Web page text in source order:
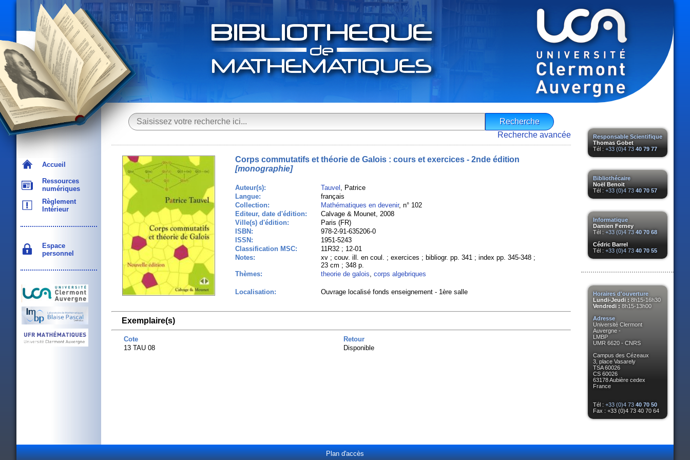
Accueil
Ressources
numériques
Règlement
Intérieur
Espace
personnel
Responsable Scientifique
Thomas Gobet
Tél : +33 (0)4 73 40 79 77
Bibliothécaire
Noël Benoit
Tél : +33 (0)4 73 40 70 57
Informatique
Damien Ferney
Tél : +33 (0)4 73 40 70 68
Cédric Barrel
Tél : +33 (0)4 73 40 70 55
Horaires d'ouverture
Lundi-Jeudi : 8h15-16h30
Vendredi : 8h15-13h00
Adresse
Université Clermont
Auvergne -
LMBP
UMR 6620 - CNRS
Campus des Cézeaux
3, place Vasarely
TSA 60026
CS 60026
63178 Aubière cedex
France
Tél : +33 (0)4 73 40 70 50
Fax : +33 (0)4 73 40 70 64
Recherche avancée
Corps commutatifs et théorie de Galois : cours et exercices - 2nde édition
[monographie]
Auteur(s): Tauvel , Patrice
Langue:
français
Collection:
Mathématiques en devenir, n° 102
Editeur, date d'édition:
Calvage & Mounet, 2008
Ville(s) d'édition:
Paris (FR)
ISBN:
978-2-91-635206-0
ISSN:
1951-5243
Classification MSC:
11R32 ; 12-01
Notes:
xv ; couv. ill. en coul. ; exercices ; bibliogr. pp. 341 ; index pp. 345-348 ;
23 cm ; 348 p.
Thèmes:
theorie de galois, corps algebriques
Localisation: Ouvrage localisé fonds enseignement - 1ère salle
Exemplaire(s)
Cote
Retour
13 TAU 08
Disponible
Plan d'accès